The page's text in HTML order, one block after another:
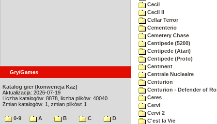
Gry/Games
Katalog gier (konwencja Kaz)
Aktualizacja: 2026-07-19
Liczba katalogów: 8878, liczba plików: 40040
Zmian katalogów: 1, zmian plików: 1
0-9 A B C
D
Cecil
Cecil II
Cellar Terror
Cementerio
Cemetery Chase
Centipede (5200)
Centipede (Atari)
Centipede (Proto)
Centment
Centrale Nucleaire
Centurion
Centurion - Defender of
Ceres
Cervi
Cervi 2
C'est la Vie